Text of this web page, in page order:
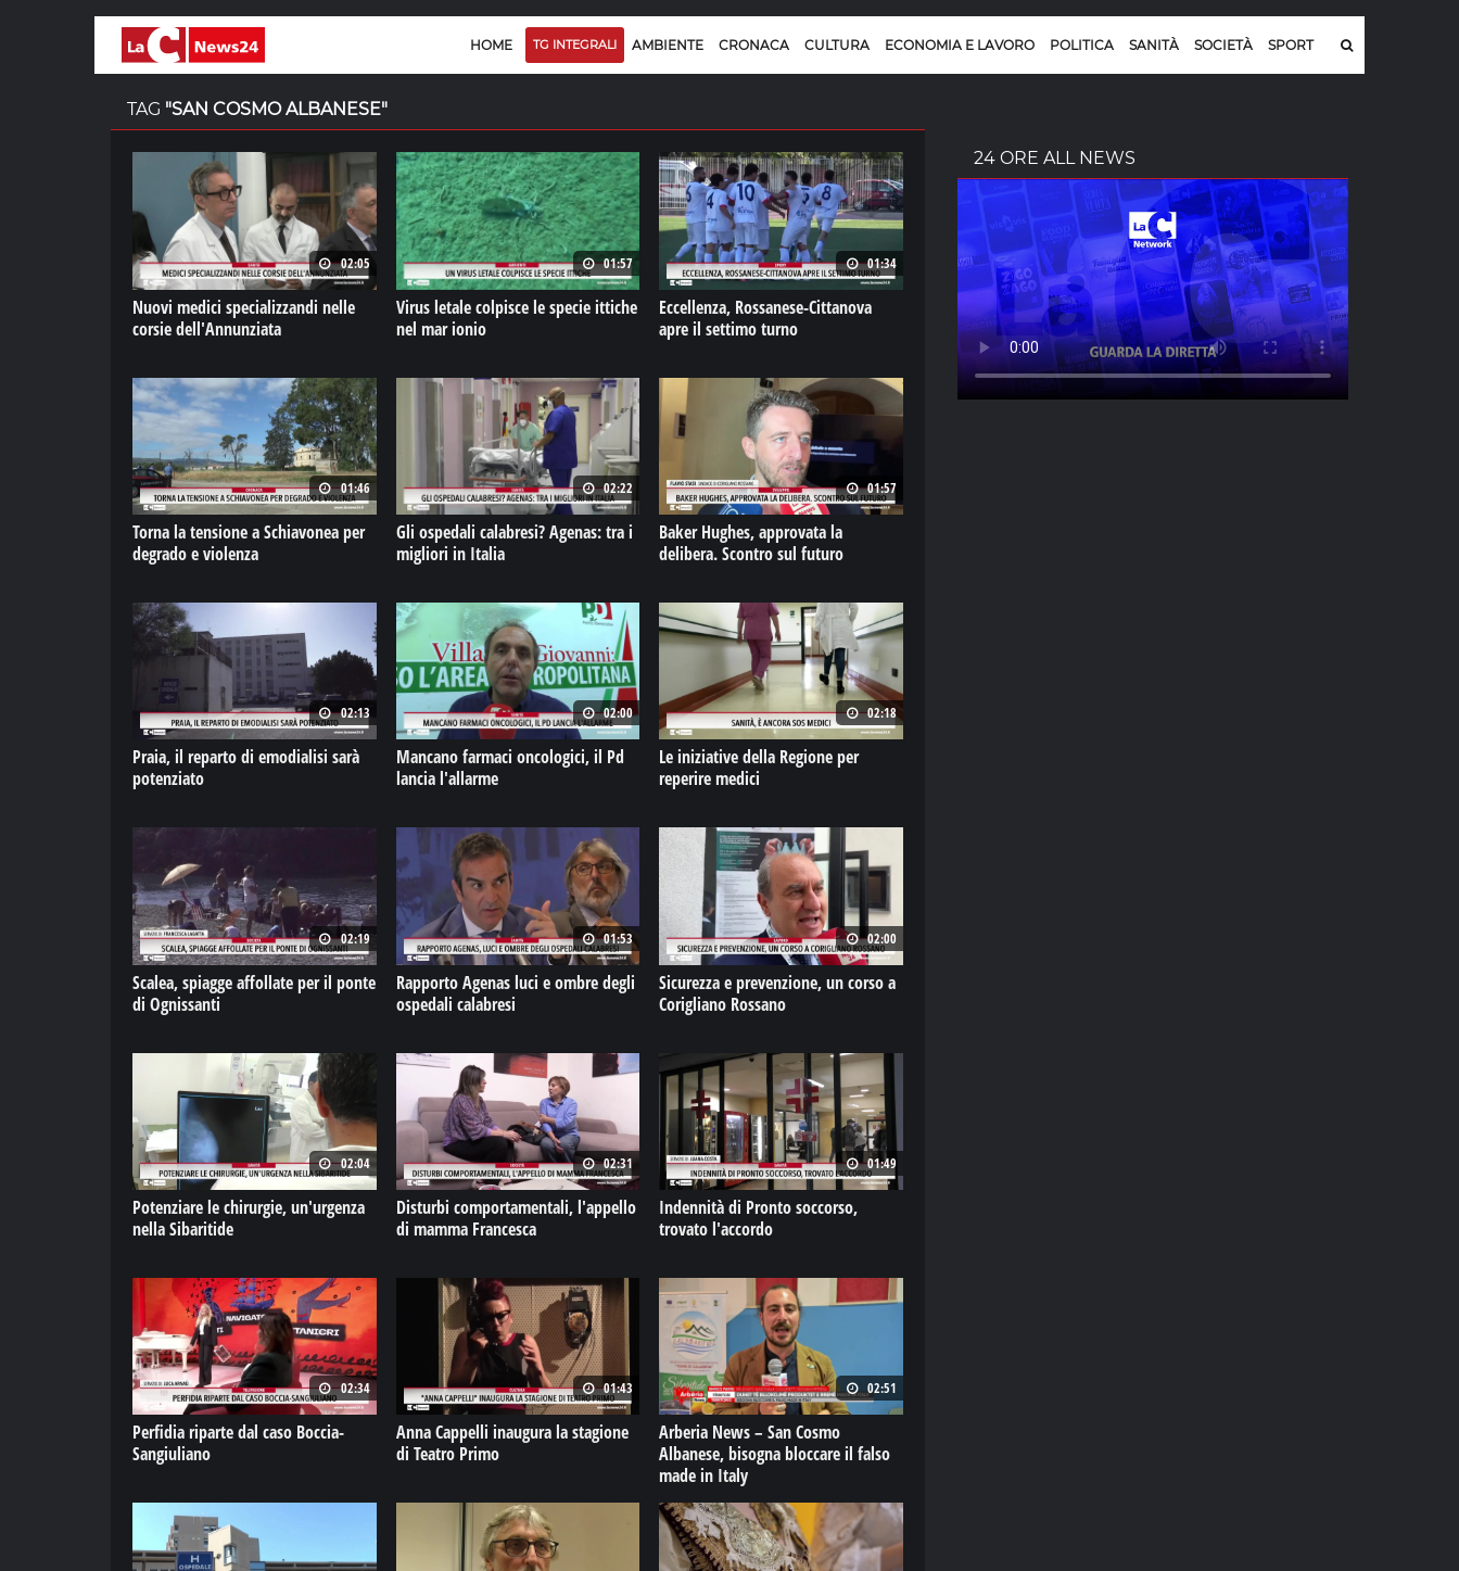
HOME TG INTEGRALI AMBIENTE CRONACA CULTURA ECONOMIA E LAVORO POLITICA SANITÀ SOCIETÀ SPORT
TAG "SAN COSMO ALBANESE"
02:05
Nuovi medici specializzandi nelle
corsie dell'Annunziata
01:46
Torna la tensione a Schiavonea per
degrado e violenza
02:13
Praia, il reparto di emodialisi sarà
potenziato
02:19
Scalea, spiagge affollate per il ponte
di Ognissanti
02:04
Potenziare le chirurgie, un'urgenza
nella Sibaritide
02:34
Perfidia riparte dal caso Boccia-
Sangiuliano
01:57
Virus letale colpisce le specie ittiche
nel mar ionio
02:22
Gli ospedali calabresi? Agenas: tra i
migliori in Italia
02:00
Mancano farmaci oncologici, il Pd
lancia l'allarme
01:53
Rapporto Agenas luci e ombre degli
ospedali calabresi
02:31
Disturbi comportamentali, l'appello
di mamma Francesca
01:43
Anna Cappelli inaugura la stagione
di Teatro Primo
01:34
Eccellenza, Rossanese-Cittanova
apre il settimo turno
01:57
Baker Hughes, approvata la
delibera. Scontro sul futuro
02:18
Le iniziative della Regione per
reperire medici
02:00
Sicurezza e prevenzione, un corso a
Corigliano Rossano
01:49
Indennità di Pronto soccorso,
trovato l'accordo
02:51
Arberia News – San Cosmo
Albanese, bisogna bloccare il falso
made in Italy
24 ORE ALL NEWS